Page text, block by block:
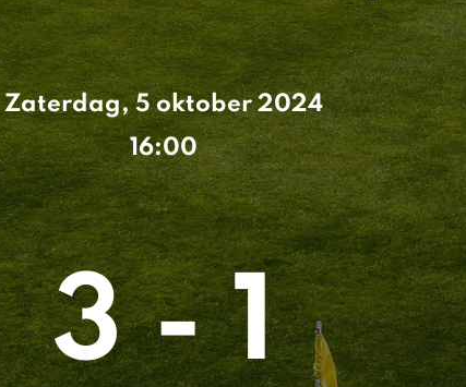
Zaterdag, 5 oktober 2024
16:00
3 - 1